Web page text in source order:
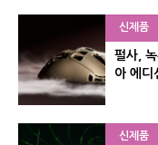
신제품
펄사,
아 에디
신제품